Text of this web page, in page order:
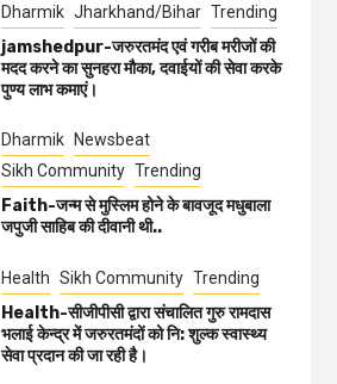
Dharmik Jharkhand/Bihar Trending
jamshedpur-जरुरतमंद एवं गरीब मरीजों की
मदद करने का सुनहरा मौका, दवाईयों की सेवा करके
पुण्य लाभ कमाएं।
Dharmik
Newsbeat
Sikh Community Trending
Faith-जन्म से मुस्लिम होने के बावजूद मधुबाला
जपुजी साहिब की दीवानी थी..
Health Sikh Community Trending
Health-सीजीपीसी द्वारा संचालित गुरु रामदास
भलाई केन्द्र में जरुरतमंदों को नि: शुल्क स्वास्थ्य
सेवा प्रदान की जा रही है।